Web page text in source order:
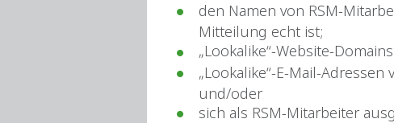
den Namen von RSM-
Mitteilung echt ist;
„Lookalike“-Website-
„Lookalike“-E-Mail-
und/oder
sich als RSM-Mitarbeiter